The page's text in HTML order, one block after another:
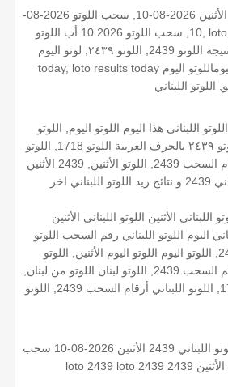
اليكم نتائج اللوتو الأثنين, الأثنين 2026-08-10, سحب اللوتو 2026-08-
10, سحب اللوتو 2026 10 أب اللوتو, loto, loto, نتيجة اللوتو, نتيجة
اللوتو ٢٤٣٩ نتيجة اللوتو 2439, اللوتو ٢٤٣٩, لوتو اليوم loto result
today, loto results today اللوتو هذا الاسبوع لوتو اليوماللوتو اليوم
اللبناني هذا اليوم اللوتو اليوم, اللوتو
2439 عو رقم سحب اللوتو ٢٤٣٩ بالحرف العربية اللوتو 1718, اللوتو
2026-08-10, اللوتو أرقام السحب 2439, اللوتو الأثنين, 2439 الأثنين
اللوتو اللبناني اللوتو اللبناني 2439 و نتائج زيد اللوتو اللبناني اخر
اللبناني الأثنين اللوتو اللبناني الأثنين
اللبناني اليوم اللوتو اللبناني رقم السحب اللوتو
اللبناني رقم السحب 2439, اللوتو اليوم اللوتو اليوم الأثنين, اللوتو
اليوم زيد 2439 اللوتو رقم السحب 2439, اللوتو لبنان اللوتو من لبنان,
اللوتو أرقام السحب 1715, اللوتو اللبناني أرقام السحب 2439, اللوتو
نتائج سحب اللوتو اللبناني 2439 الأثنين 2026-08-10 سحب zeed زيد